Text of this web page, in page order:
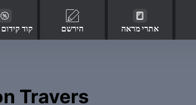
קוד הירשם אתרי מראה
Travers